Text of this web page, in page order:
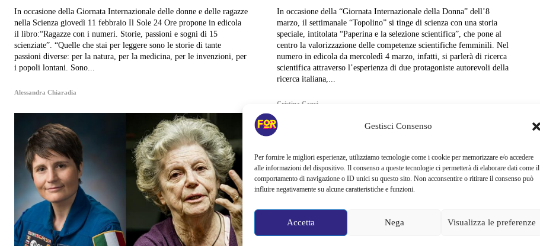
Gestisci Consenso
Per fornire le migliori esperienze, utilizziamo tecnologie come i cookie per memorizzare e/o accedere
alle informazioni del dispositivo. Il consenso a queste tecnologie ci permetterà di elaborare dati come il
comportamento di navigazione o ID unici su questo sito. Non acconsentire o ritirare il consenso può
influire negativamente su alcune caratteristiche e funzioni.
Accetta Nega Visualizza le preferenze
In occasione della Giornata Internazionale delle donne e delle ragazze
nella Scienza giovedì 11 febbraio Il Sole 24 Ore propone in edicola
il libro:“Ragazze con i numeri. Storie, passioni e sogni di 15
scienziate”. “Quelle che stai per leggere sono le storie di tante
passioni diverse: per la natura, per la medicina, per le invenzioni, per
i popoli lontani. Sono...
Alessandra Chiaradia
In occasione della “Giornata Internazionale della Donna” dell’8
marzo, il settimanale “Topolino” si tinge di scienza con una storia
speciale, intitolata “Paperina e la selezione scientifica”, che pone al
centro la valorizzazione delle competenze scientifiche femminili. Nel
numero in edicola da mercoledì 4 marzo, infatti, si parlerà di ricerca
scientifica attraverso l’esperienza di due protagoniste autorevoli della
ricerca italiana,...
Cristina Canci